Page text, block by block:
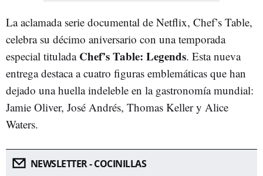
La aclamada serie documental de Netflix, Chef’s Table,
celebra su décimo aniversario con una temporada
especial tituladaChef’s Table: Legends. Esta nueva
entrega destaca a cuatro figuras emblemáticas que han
dejado una huella indeleble en la gastronomía mundial:
Jamie Oliver, José Andrés, Thomas Keller y Alice
Waters.
NEWSLETTER - COCINILLAS